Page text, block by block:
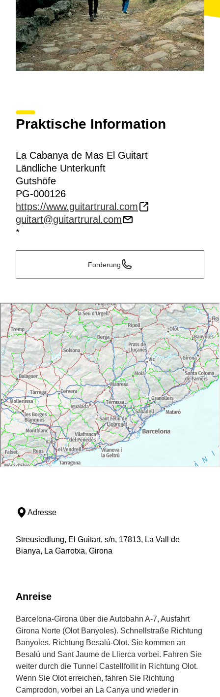
Praktische Information
La Cabanya de Mas El Guitart
Ländliche Unterkunft
Gutshöfe
PG-000126
https://www.guitartrural.com
guitart@guitartrural.com
*
Forderung
Adresse
Streusiedlung, El Guitart, s/n, 17813, La Vall de
Bianya, La Garrotxa, Girona
Anreise
Barcelona-Girona über die Autobahn A-7, Ausfahrt
Girona Norte (Olot Banyoles). Schnellstraße Richtung
Banyoles. Richtung Besalú-Olot. Sie kommen an
Besalú und Sant Jaume de Llierca vorbei. Fahren Sie
weiter durch die Tunnel Castellfollit in Richtung Olot.
Wenn Sie Olot erreichen, fahren Sie Richtung
Camprodon, vorbei an La Canya und wieder in